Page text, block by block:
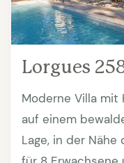
Lorgues
Moderne Villa mit
auf einem
Lage, in der Nähe